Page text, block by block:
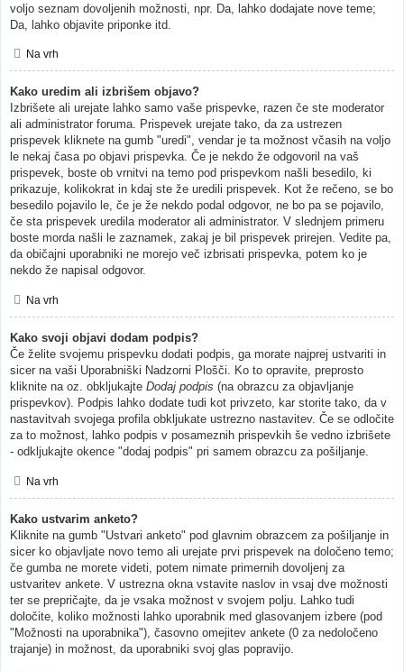
voljo seznam dovoljenih možnosti, npr. Da, lahko dodajate nove teme;
Da, lahko objavite priponke itd.
Na vrh
Kako uredim ali izbrišem objavo?
Izbrišete ali urejate lahko samo vaše prispevke, razen če ste moderator
ali administrator foruma. Prispevek urejate tako, da za ustrezen
prispevek kliknete na gumb "uredi", vendar je ta možnost včasih na voljo
le nekaj časa po objavi prispevka. Če je nekdo že odgovoril na vaš
prispevek, boste ob vrnitvi na temo pod prispevkom našli besedilo, ki
prikazuje, kolikokrat in kdaj ste že uredili prispevek. Kot že rečeno, se bo
besedilo pojavilo le, če je že nekdo podal odgovor, ne bo pa se pojavilo,
če sta prispevek uredila moderator ali administrator. V slednjem primeru
boste morda našli le zaznamek, zakaj je bil prispevek prirejen. Vedite pa,
da običajni uporabniki ne morejo več izbrisati prispevka, potem ko je
nekdo že napisal odgovor.
Na vrh
Kako svoji objavi dodam podpis?
Če želite svojemu prispevku dodati podpis, ga morate najprej ustvariti in
sicer na vaši Uporabniški Nadzorni Plošči. Ko to opravite, preprosto
kliknite na oz. obkljukajte Dodaj podpis (na obrazcu za objavljanje
prispevkov). Podpis lahko dodate tudi kot privzeto, kar storite tako, da v
nastavitvah svojega profila obkljukate ustrezno nastavitev. Če se odločite
za to možnost, lahko podpis v posameznih prispevkih še vedno izbrišete
- odkljukajte okence "dodaj podpis" pri samem obrazcu za pošiljanje.
Na vrh
Kako ustvarim anketo?
Kliknite na gumb "Ustvari anketo" pod glavnim obrazcem za pošiljanje in
sicer ko objavljate novo temo ali urejate prvi prispevek na določeno temo;
če gumba ne morete videti, potem nimate primernih dovoljenj za
ustvaritev ankete. V ustrezna okna vstavite naslov in vsaj dve možnosti
ter se prepričajte, da je vsaka možnost v svojem polju. Lahko tudi
določite, koliko možnosti lahko uporabnik med glasovanjem izbere (pod
"Možnosti na uporabnika"), časovno omejitev ankete (0 za nedoločeno
trajanje) in možnost, da uporabniki svoj glas popravijo.